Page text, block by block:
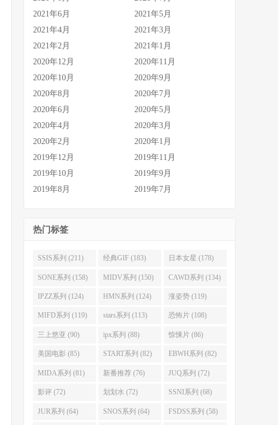
2021年6月
2021年5月
2021年4月
2021年3月
2021年2月
2021年1月
2020年12月
2020年11月
2020年10月
2020年9月
2020年8月
2020年7月
2020年6月
2020年5月
2020年4月
2020年3月
2020年2月
2020年1月
2019年12月
2019年11月
2019年10月
2019年9月
2019年8月
2019年7月
热门标签
SSIS系列 (211) 经典GIF (183) 日本女星 (178)
SONE系列 (158) MIDV系列 (150) CAWD系列 (134)
IPZZ系列 (124) HMN系列 (124) 涨姿势 (119)
MIFD系列 (119) stars系列 (113) 恐怖片 (108)
三上悠亚 (90) ipx系列 (88) 惊悚片 (86)
美国电影 (85) START系列 (82) EBWH系列 (82)
MIDA系列 (81) 新番推荐 (76) JUQ系列 (72)
影评 (72) 划划水 (72) SSNI系列 (68)
JUR系列 (64) SNOS系列 (64) FSDSS系列 (58)